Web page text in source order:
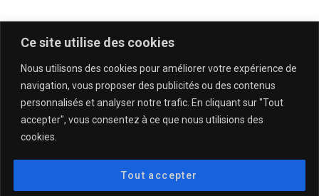
Ce site utilise des cookies
Nous utilisons des cookies pour améliorer votre expérience de
navigation, vous proposer des publicités ou des contenus
personnalisés et analyser notre trafic. En cliquant sur "Tout
accepter", vous consentez à ce que nous utilisions des
cookies.
Tout accepter